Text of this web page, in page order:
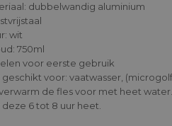
dubbelwandig aluminium
wit
750ml
voor eerste gebruik
geschikt voor: vaatwasser,
de fles voor met heet
deze 6 tot 8 uur heet.